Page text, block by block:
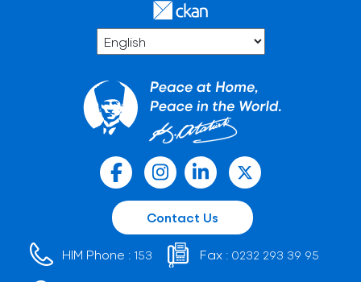
Contact Us
HIM Phone : 153 Fax : 0232 293 39 95